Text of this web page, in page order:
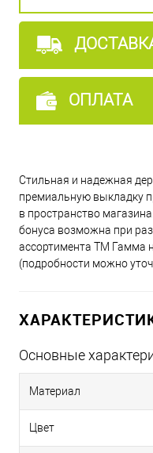
ОПЛАТА
Стильная и надежная
премиальную выкладку
в пространство
бонуса возможна при
ассортимента ТМ Гамма
(подробности можно
Основные
Материал
Цвет